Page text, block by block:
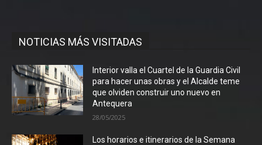
NOTICIAS MÁS VISITADAS
Interior valla el Cuartel de la Guardia Civil
para hacer unas obras y el Alcalde teme
que olviden construir uno nuevo en
Antequera
28/05/2025
Los horarios e itinerarios de la Semana